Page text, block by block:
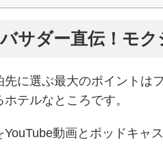
サダー直伝！モ
に選ぶ最大のポイントは
テルなところです。
動画とポッドキャ